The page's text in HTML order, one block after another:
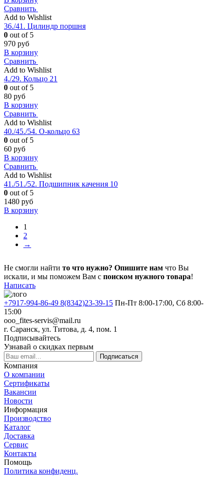
Сравнить
Add to Wishlist
36./41. Цилиндр поршня
0 out of 5
970 руб
В корзину
Сравнить
Add to Wishlist
4./29. Кольцо 21
0 out of 5
80 руб
В корзину
Сравнить
Add to Wishlist
40./45./54. О-кольцо 63
0 out of 5
60 руб
В корзину
Сравнить
Add to Wishlist
41./51./52. Подшипник качения 10
0 out of 5
1480 руб
В корзину
1
2
→
Не смогли найти то что нужно? Опишите нам что Вы
искали, и мы поможем Вам с поиском нужного товара!
Написать
+7917-994-86-49 8(8342)23-39-15 Пн-Пт 8:00-17:00, Сб 8:00-
15:00
ooo_fites-servis@mail.ru
г. Саранск, ул. Титова, д. 4, пом. 1
Подписывайтесь
Узнавай о скидках первым
Подписаться
Компания
О компании
Сертификаты
Вакансии
Новости
Информация
Производство
Каталог
Доставка
Сервис
Контакты
Помощь
Политика конфиденц.